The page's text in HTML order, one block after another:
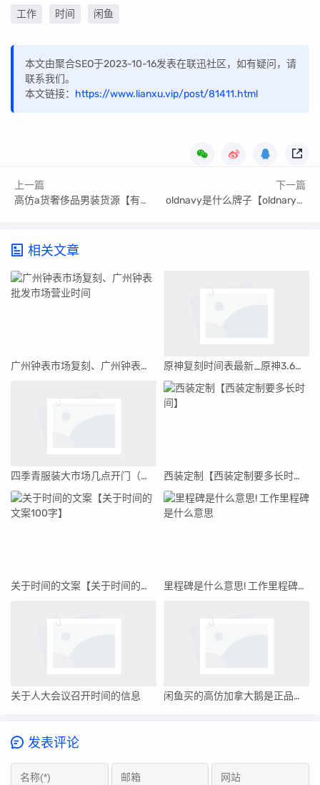
工作 时间 闲鱼
本文由聚合SEO于2023-10-16发表在联迅社区，如有疑问，请
联系我们。
本文链接： https://www.lianxu.vip/post/81411.html
上一篇
高仿a货奢侈品男装货源【有什么高仿奢侈男装】
下一篇
oldnavy是什么牌子【oldnary什么牌子】
相关文章
广州钟表市场复刻、广州钟表批发市场营业时间 原神复刻时间表最新_原神3.6版本复刻角色
四季青服装大市场几点开门（四季青服装大市场营业时间） 西装定制【西装定制要多长时间】
关于时间的文案【关于时间的文案100字】 里程碑是什么意思! 工作里程碑是什么意思
关于人大会议召开时间的信息 闲鱼买的高仿加拿大鹅是正品吗_闲鱼买的高仿加拿大鹅
发表评论